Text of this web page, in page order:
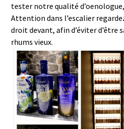
tester notre qualité
Attention dans l’escalier
droit devant, afin d’éviter d’être
rhums vieux.